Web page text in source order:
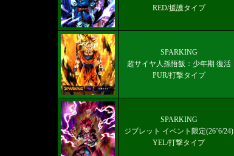
RED/援護タイプ
SPARKING
超サイヤ人孫悟飯：少年期 復活
PUR/打撃タイプ
SPARKING
ジブレット イベント限定(26’6/24)
YEL/打撃タイプ